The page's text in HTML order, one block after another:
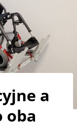
a
oba